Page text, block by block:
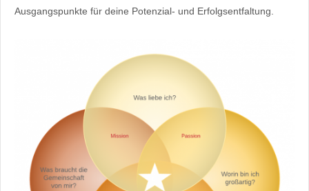
Ausgangspunkte für deine Potenzial- und Erfolgsentfaltung.